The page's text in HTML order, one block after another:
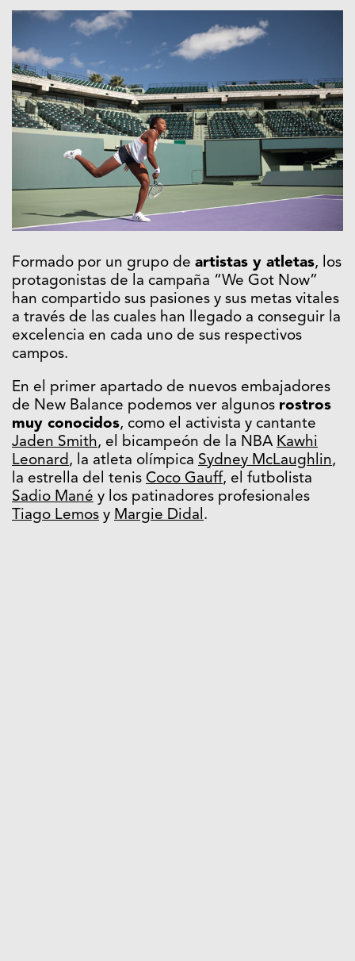
Formado por un grupo de artistas y atletas, los
protagonistas de la campaña “We Got Now”
han compartido sus pasiones y sus metas vitales
a través de las cuales han llegado a conseguir la
excelencia en cada uno de sus respectivos
campos.
En el primer apartado de nuevos embajadores
de New Balance podemos ver algunos rostros
muy conocidos, como el activista y cantante
Jaden Smith, el bicampeón de la NBA Kawhi
Leonard, la atleta olímpica Sydney McLaughlin,
la estrella del tenis Coco Gauff, el futbolista
Sadio Mané y los patinadores profesionales
Tiago Lemos y Margie Didal.